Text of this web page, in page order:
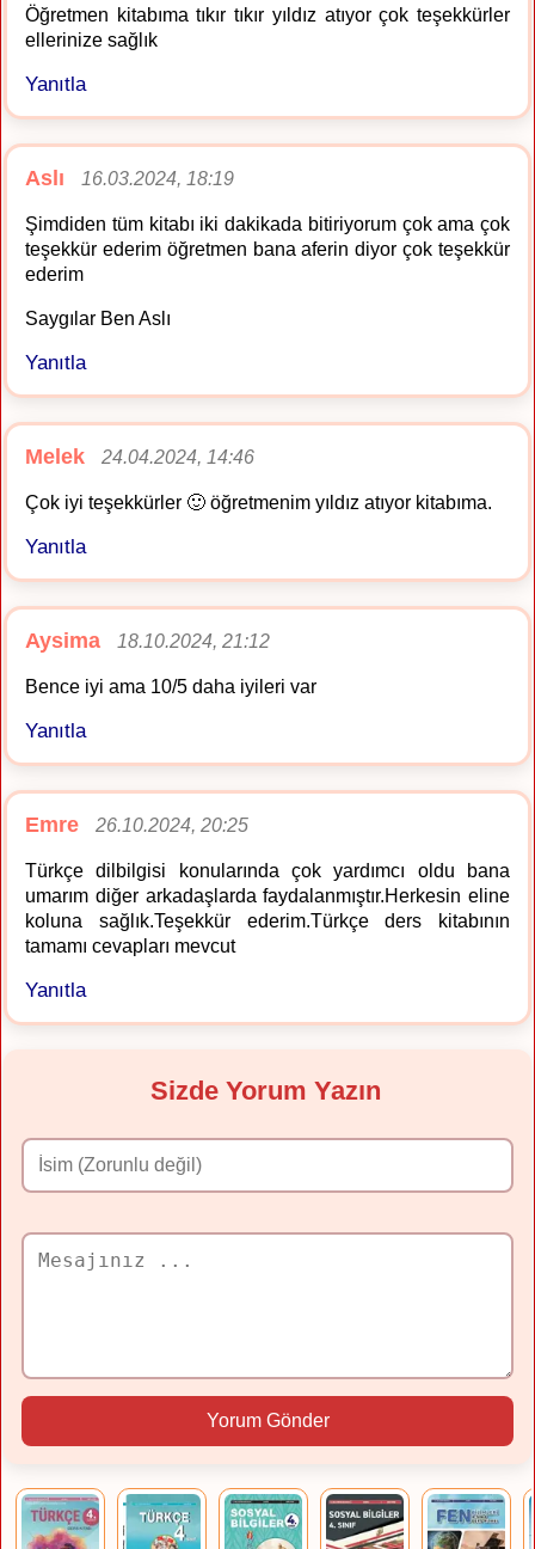
Öğretmen kitabıma tıkır tıkır yıldız atıyor çok teşekkürler
ellerinize sağlık
Yanıtla
Aslı 16.03.2024, 18:19
Şimdiden tüm kitabı iki dakikada bitiriyorum çok ama çok
teşekkür ederim öğretmen bana aferin diyor çok teşekkür
ederim
Saygılar Ben Aslı
Yanıtla
Melek 24.04.2024, 14:46
Çok iyi teşekkürler 🙂 öğretmenim yıldız atıyor kitabıma.
Yanıtla
Aysima 18.10.2024, 21:12
Bence iyi ama 10/5 daha iyileri var
Yanıtla
Emre 26.10.2024, 20:25
Türkçe dilbilgisi konularında çok yardımcı oldu bana
umarım diğer arkadaşlarda faydalanmıştır.Herkesin eline
koluna sağlık.Teşekkür ederim.Türkçe ders kitabının
tamamı cevapları mevcut
Yanıtla
Sizde Yorum Yazın
Yorum Gönder